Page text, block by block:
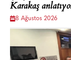
Karakaş
8 Ağustos 2026